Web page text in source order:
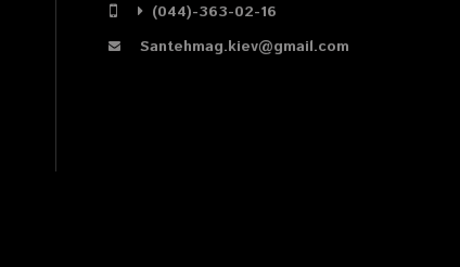
(044)-363-02-16
Santehmag.kiev@gmail.com